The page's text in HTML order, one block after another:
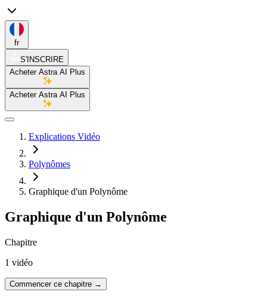
fr
S'INSCRIRE
Acheter Astra AI Plus
Acheter Astra AI Plus
Explications Vidéo
Polynômes
Graphique d'un Polynôme
Graphique d'un Polynôme
Chapitre
1 vidéo
Commencer ce chapitre →